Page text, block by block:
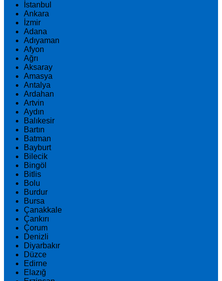
İstanbul
Ankara
İzmir
Adana
Adıyaman
Afyon
Ağrı
Aksaray
Amasya
Antalya
Ardahan
Artvin
Aydın
Balıkesir
Bartın
Batman
Bayburt
Bilecik
Bingöl
Bitlis
Bolu
Burdur
Bursa
Çanakkale
Çankırı
Çorum
Denizli
Diyarbakır
Düzce
Edirne
Elazığ